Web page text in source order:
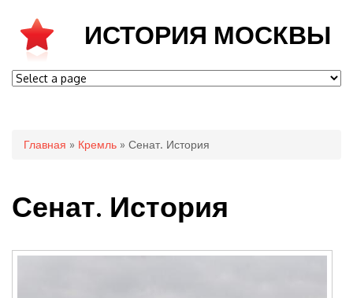
ИСТОРИЯ МОСКВЫ
Вы здесь
Главная » Кремль » Сенат. История
Сенат. История